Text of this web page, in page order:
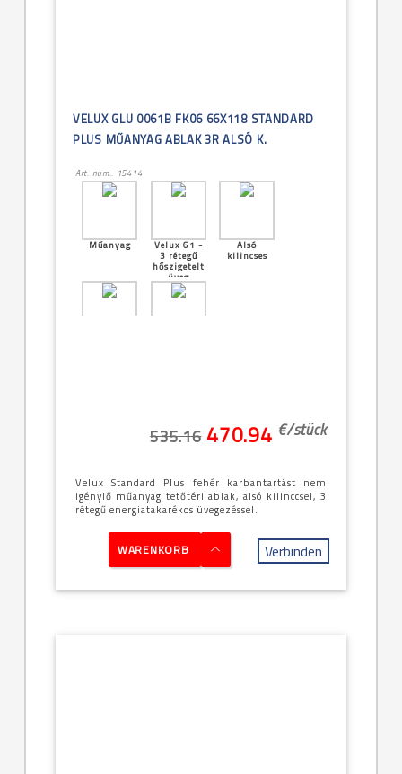
VELUX GLU 0061B FK06 66X118 STANDARD
PLUS MŰANYAG ABLAK 3R ALSÓ K.
Art. num.: 15414
Műanyag
Velux 61 -
3 rétegű
hőszigetelt
üveg
Alsó
kilincses
535.16 470.94 €/stück
Velux Standard Plus fehér karbantartást nem
igénylő műanyag tetőtéri ablak, alsó kilinccsel, 3
rétegű energiatakarékos üvegezéssel.
WARENKORB Verbinden